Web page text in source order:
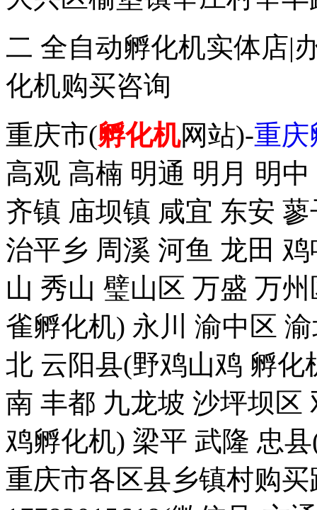
二 全自动孵化机实体店|
化机购买咨询
重庆市(孵化机网站)-重庆
高观 高楠 明通 明月 明
齐镇 庙坝镇 咸宜 东安
治平乡 周溪 河鱼 龙田
山 秀山 璧山区 万盛 万
雀孵化机) 永川 渝中区
北 云阳县(野鸡山鸡 孵
南 丰都 九龙坡 沙坪坝区
鸡孵化机) 梁平 武隆 忠
重庆市各区县乡镇村购